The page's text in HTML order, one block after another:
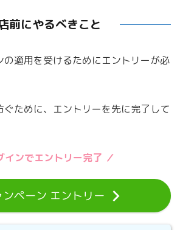
前にやるべきこと
の適用を受けるためにエントリーが必
ぐために、エントリーを先に完了して
インでエントリー完了 ／
ンペーン エントリー